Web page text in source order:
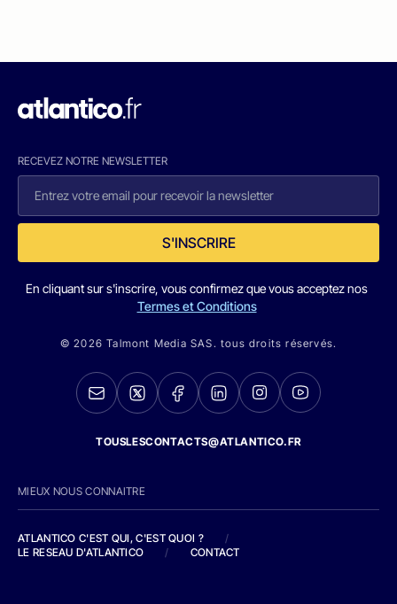
RECEVEZ NOTRE NEWSLETTER
S'INSCRIRE
En cliquant sur s'inscrire, vous confirmez que vous acceptez nos
Termes et Conditions
© 2026 Talmont Media SAS. tous droits réservés.
TOUSLESCONTACTS@ATLANTICO.FR
MIEUX NOUS CONNAITRE
ATLANTICO C'EST QUI, C'EST QUOI ?
/
LE RESEAU D'ATLANTICO
/ CONTACT